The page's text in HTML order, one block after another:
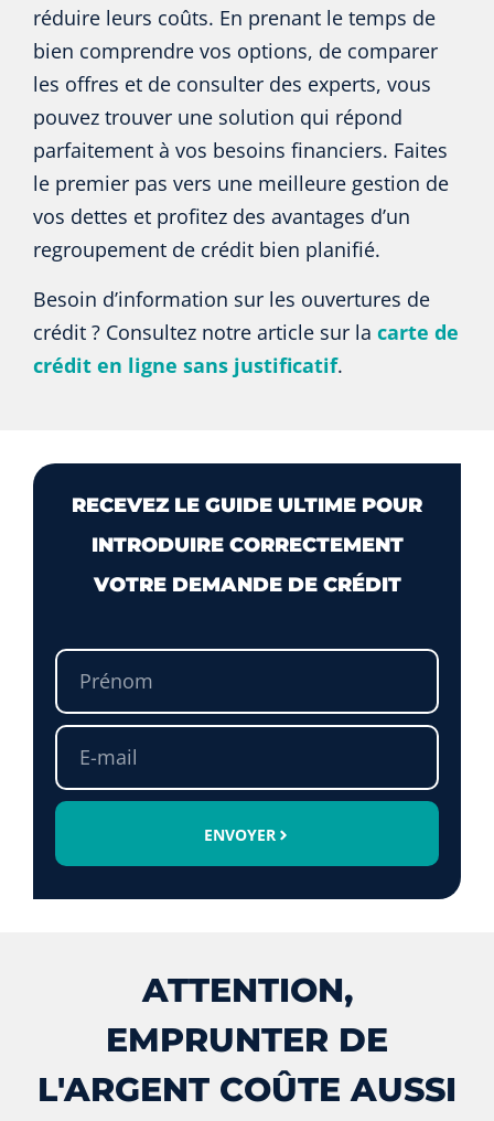
réduire leurs coûts. En prenant le temps de
bien comprendre vos options, de comparer
les offres et de consulter des experts, vous
pouvez trouver une solution qui répond
parfaitement à vos besoins financiers. Faites
le premier pas vers une meilleure gestion de
vos dettes et profitez des avantages d’un
regroupement de crédit bien planifié.
Besoin d’information sur les ouvertures de
crédit ? Consultez notre article sur la carte de
crédit en ligne sans justificatif.
RECEVEZ LE GUIDE ULTIME POUR
INTRODUIRE CORRECTEMENT
VOTRE DEMANDE DE CRÉDIT
ENVOYER
ATTENTION,
EMPRUNTER DE
L'ARGENT COÛTE AUSSI